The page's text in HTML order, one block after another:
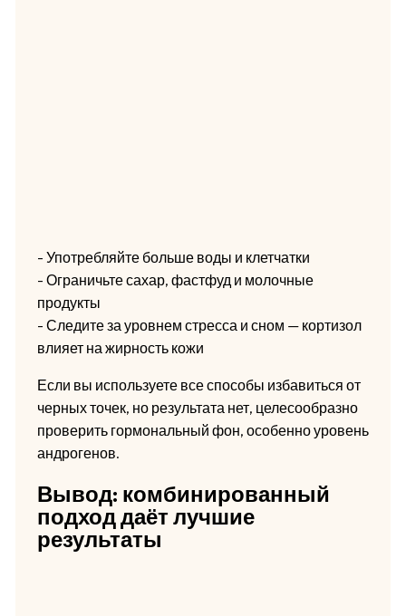
- Употребляйте больше воды и клетчатки
- Ограничьте сахар, фастфуд и молочные
продукты
- Следите за уровнем стресса и сном — кортизол
влияет на жирность кожи
Если вы используете все способы избавиться от
черных точек, но результата нет, целесообразно
проверить гормональный фон, особенно уровень
андрогенов.
Вывод: комбинированный
подход даёт лучшие
результаты